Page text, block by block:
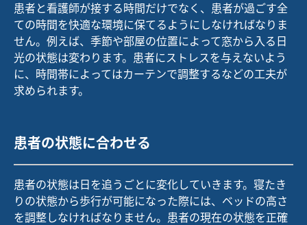
患者と看護師が接する時間だけでなく、患者が過ごす全
ての時間を快適な環境に保てるようにしなければなりま
せん。例えば、季節や部屋の位置によって窓から入る日
光の状態は変わります。患者にストレスを与えないよう
に、時間帯によってはカーテンで調整するなどの工夫が
求められます。
患者の状態に合わせる
患者の状態は日を追うごとに変化していきます。寝たき
りの状態から歩行が可能になった際には、ベッドの高さ
を調整しなければなりません。患者の現在の状態を正確